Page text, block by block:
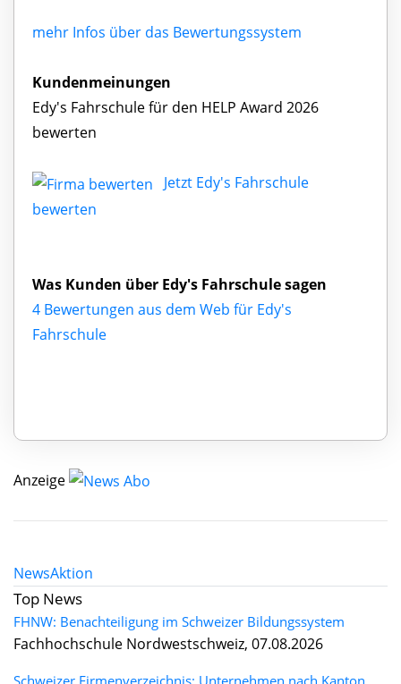
mehr Infos über das Bewertungssystem
Kundenmeinungen
Edy's Fahrschule für den HELP Award 2026
bewerten
Jetzt Edy's Fahrschule
bewerten
Was Kunden über Edy's Fahrschule sagen
4 Bewertungen aus dem Web für Edy's
Fahrschule
Anzeige
NewsAktion
Top News
FHNW: Benachteiligung im Schweizer Bildungssystem
Fachhochschule Nordwestschweiz, 07.08.2026